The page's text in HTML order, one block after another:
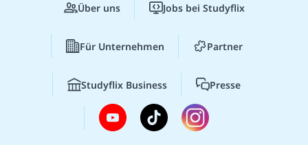
Über uns Jobs bei Studyflix
Für Unternehmen Partner
Studyflix Business Presse